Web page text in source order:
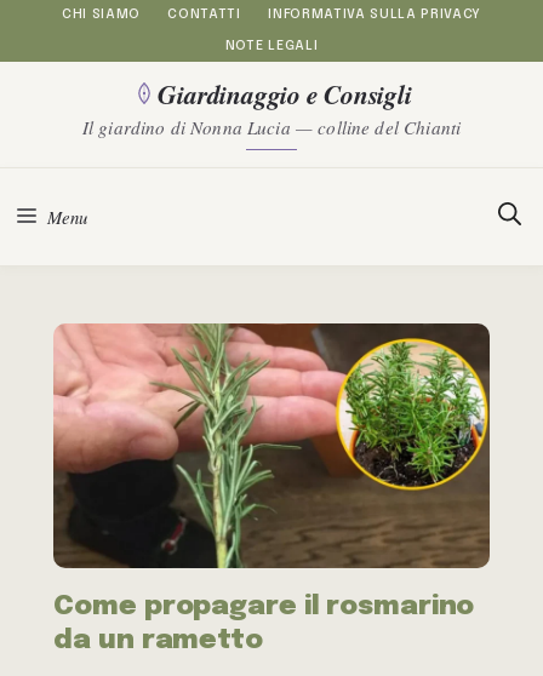
al
contenuto
CHI SIAMO CONTATTI INFORMATIVA SULLA PRIVACY
NOTE LEGALI
Giardinaggio e Consigli
Il giardino di Nonna Lucia — colline del Chianti
Menu
Come propagare il rosmarino
da un rametto